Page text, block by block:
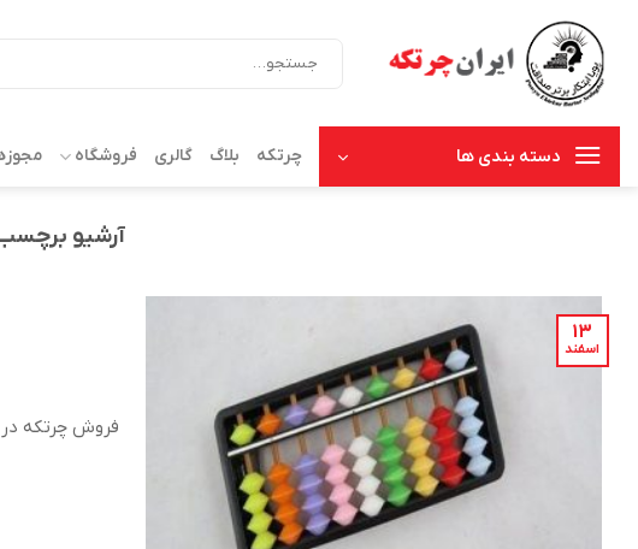
content
برای:
دسته بندی ها چرتکه بلاگ گالری فروشگاه
آرشیو
فروش چرتکه در
۱۳
اسفند